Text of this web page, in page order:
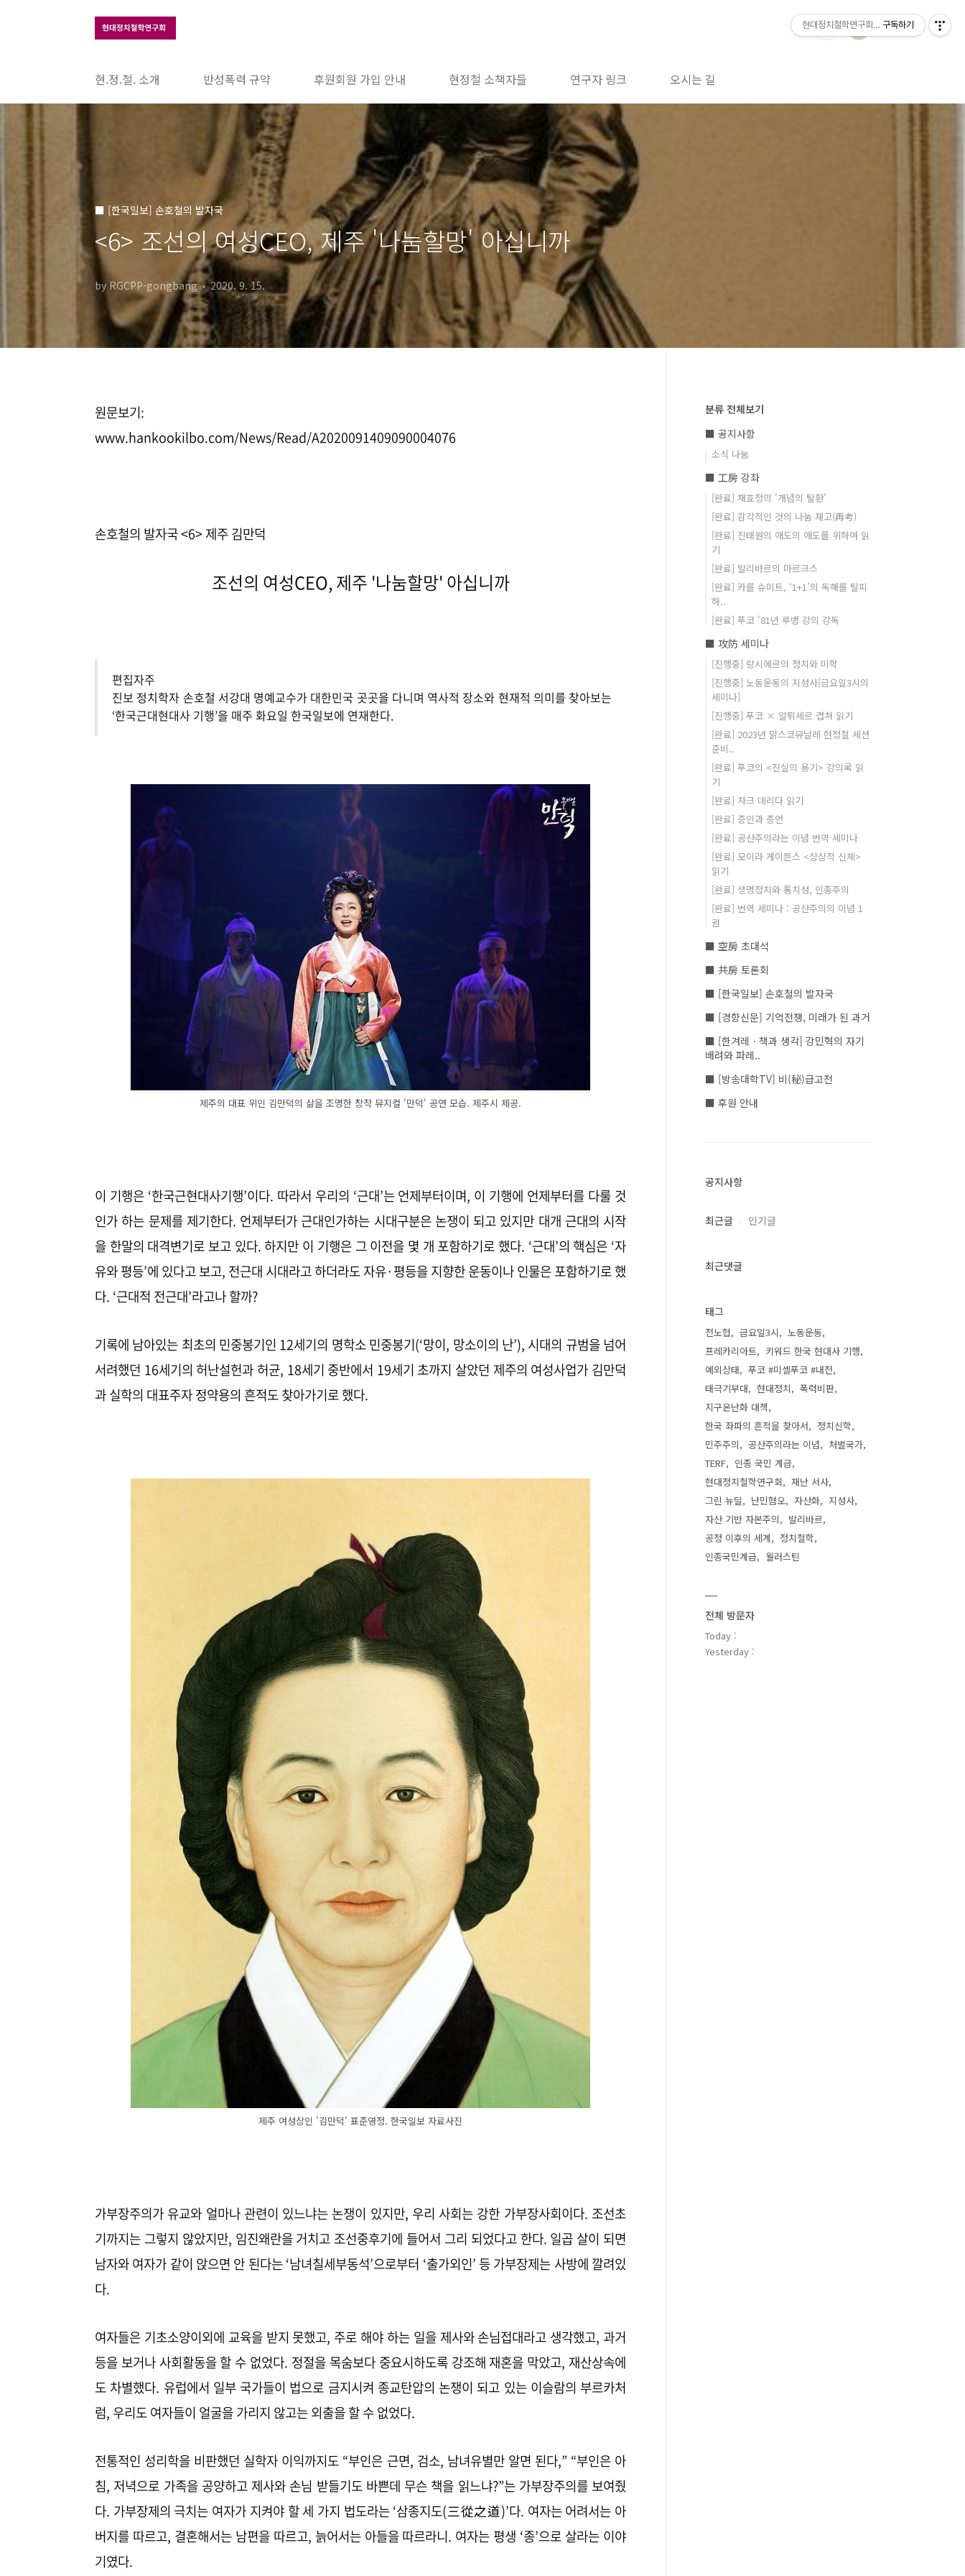
현.정.철. 소개 반성폭력 규약 후원회원 가입 안내 현정철 소책자들 연구자 링크 오시는 길
■ [한국일보] 손호철의 발자국
<6> 조선의 여성CEO, 제주 '나눔할망' 아십니까
by RGCPP-gongbang 2020. 9. 15.
원문보기:
www.hankookilbo.com/News/Read/A2020091409090004076
손호철의 발자국<6> 제주 김만덕
조선의 여성CEO, 제주 '나눔할망' 아십니까
편집자주
진보 정치학자 손호철 서강대 명예교수가 대한민국 곳곳을 다니며 역사적 장소와 현재적 의미를 찾아보는
‘한국근대현대사 기행’을 매주 화요일 한국일보에 연재한다.
제주의 대표 위인 김만덕의 삶을 조명한 창작 뮤지컬 '만덕' 공연 모습. 제주시 제공.
이 기행은 ‘한국근현대사기행’이다. 따라서 우리의 ‘근대’는 언제부터이며, 이 기행에 언제부터를 다룰 것
인가 하는 문제를 제기한다. 언제부터가 근대인가하는 시대구분은 논쟁이 되고 있지만 대개 근대의 시작
을 한말의 대격변기로 보고 있다. 하지만 이 기행은 그 이전을 몇 개 포함하기로 했다. ‘근대’의 핵심은 ‘자
유와 평등’에 있다고 보고, 전근대 시대라고 하더라도 자유·평등을 지향한 운동이나 인물은 포함하기로 했
다. ‘근대적 전근대’라고나 할까?
기록에 남아있는 최초의 민중봉기인 12세기의 명학소 민중봉기(‘망이, 망소이의 난’), 시대의 규범을 넘어
서려했던 16세기의 허난설헌과 허균, 18세기 중반에서 19세기 초까지 살았던 제주의 여성사업가 김만덕
과 실학의 대표주자 정약용의 흔적도 찾아가기로 했다.
제주 여성상인 '김만덕' 표준영정. 한국일보 자료사진
가부장주의가 유교와 얼마나 관련이 있느냐는 논쟁이 있지만, 우리 사회는 강한 가부장사회이다. 조선초
기까지는 그렇지 않았지만, 임진왜란을 거치고 조선중후기에 들어서 그리 되었다고 한다. 일곱 살이 되면
남자와 여자가 같이 앉으면 안 된다는 ‘남녀칠세부동석’으로부터 ‘출가외인’ 등 가부장제는 사방에 깔려있
다.
여자들은 기초소양이외에 교육을 받지 못했고, 주로 해야 하는 일을 제사와 손님접대라고 생각했고, 과거
등을 보거나 사회활동을 할 수 없었다. 정절을 목숨보다 중요시하도록 강조해 재혼을 막았고, 재산상속에
도 차별했다. 유럽에서 일부 국가들이 법으로 금지시켜 종교탄압의 논쟁이 되고 있는 이슬람의 부르카처
럼, 우리도 여자들이 얼굴을 가리지 않고는 외출을 할 수 없었다.
전통적인 성리학을 비판했던 실학자 이익까지도 “부인은 근면, 검소, 남녀유별만 알면 된다,” “부인은 아
침, 저녁으로 가족을 공양하고 제사와 손님 받들기도 바쁜데 무슨 책을 읽느냐?”는 가부장주의를 보여줬
다. 가부장제의 극치는 여자가 지켜야 할 세 가지 법도라는 ‘삼종지도(三從之道)’다. 여자는 어려서는 아
버지를 따르고, 결혼해서는 남편을 따르고, 늙어서는 아들을 따르라니. 여자는 평생 ‘종’으로 살라는 이야
기였다.
분류 전체보기
■ 공지사항
소식 나눔
■ 工房 강좌
[완료] 채효정의 '개념의 탈환'
[완료] 감각적인 것의 나눔 재고(再考)
[완료] 진태원의 애도의 애도를 위하여 읽
기
[완료] 발리바르의 마르크스
[완료] 카를 슈미트, ‘1+1’의 독해를 탈피
하..
[완료] 푸코 '81년 루뱅 강의 강독
■ 攻防 세미나
[진행중] 랑시에르의 정치와 미학
[진행중] 노동운동의 지성사[금요일3시의
세미나]
[진행중] 푸코 × 알튀세르 겹쳐 읽기
[완료] 2023년 맑스코뮤날레 현정철 세션
준비..
[완료] 푸코의 <진실의 용기> 강의록 읽
기
[완료] 자크 데리다 읽기
[완료] 증인과 증언
[완료] 공산주의라는 이념 번역 세미나
[완료] 모이라 게이튼스 <상상적 신체>
읽기
[완료] 생명정치와 통치성, 인종주의
[완료] 번역 세미나 : 공산주의의 이념 1
권
■ 空房 초대석
■ 共房 토론회
■ [한국일보] 손호철의 발자국
■ [경향신문] 기억전쟁, 미래가 된 과거
■ [한겨레ㆍ책과 생각] 강민혁의 자기
배려와 파레..
■ [방송대학TV] 비(秘)급고전
■ 후원 안내
공지사항
최근글 인기글
최근댓글
태그
전노협 금요일3시
노동운동
프레카리아트
키워드 한국 현대사 기행
예외상태
푸코 #미셸푸코 #내전
태극기부대
현대정치
폭력비판
지구온난화 대책
한국 좌파의 흔적을 찾아서
정치신학
민주주의
공산주의라는 이념
처벌국가
TERF
인종 국민 계급
현대정치철학연구회
재난 서사
그린 뉴딜
난민혐오 자산화
지성사
자산 기반 자본주의
발리바르
공정 이후의 세계
정치철학
인종국민계급
월러스틴
전체 방문자
Today :
Yesterday :
현대정치철학연구회 공방구독하기